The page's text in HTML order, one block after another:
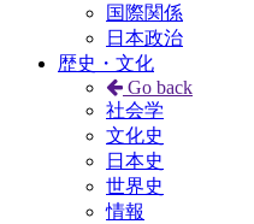
国際関係
日本政治
歴史・文化
Go back
社会学
文化史
日本史
世界史
情報